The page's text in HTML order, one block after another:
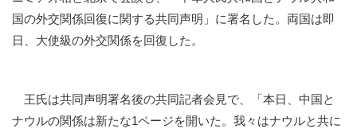
国の外交関係回復に関する共同声明」に署名した。両国は即
日、大使級の外交関係を回復した。
王氏は共同声明署名後の共同記者会見で、「本日、中国と
ナウルの関係は新たな1ページを開いた。我々はナウルと共に